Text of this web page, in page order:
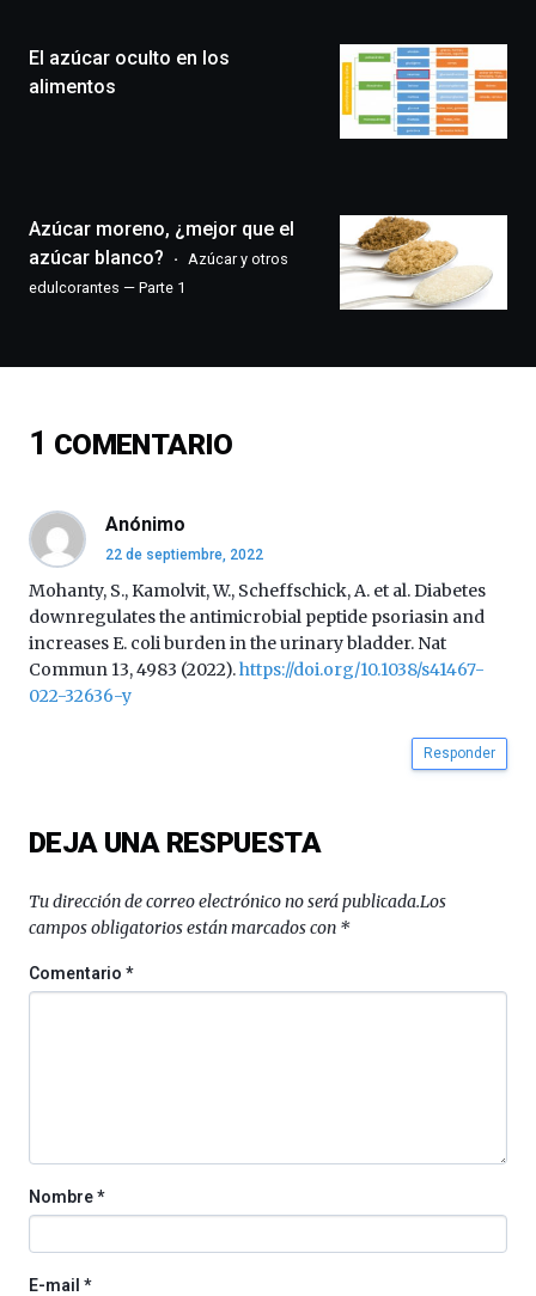
un
festival
monólogos,
exposiciones,
docufórums
de
16
4
de
octubre.
La
organizada
por
la
El azúcar oculto en los
alimentos
Azúcar moreno, ¿mejor que el
azúcar blanco?
Azúcar y otros
edulcorantes — Parte 1
1 COMENTARIO
Anónimo
22 de septiembre, 2022
Mohanty, S., Kamolvit, W., Scheffschick, A. et al. Diabetes
downregulates the antimicrobial peptide psoriasin and
increases E. coli burden in the urinary bladder. Nat
Commun 13, 4983 (2022).https://doi.org/10.1038/s41467-
022-32636-y
Responder
DEJA UNA RESPUESTA
Tu dirección de correo electrónico no será publicada.Los
campos obligatorios están marcados con *
Comentario*
Nombre*
E-mail *